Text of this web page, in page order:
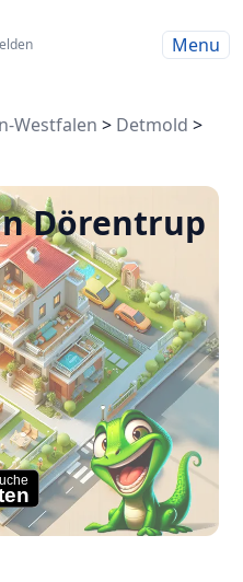
Menu
Westfalen > Detmold >
Dörentrup